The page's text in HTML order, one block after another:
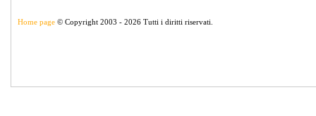
Home page © Copyright 2003 - 2026 Tutti i diritti riservati.